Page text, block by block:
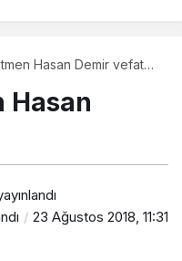
Hasan Demir vefat
Hasan
23 Ağustos 2018, 11:31